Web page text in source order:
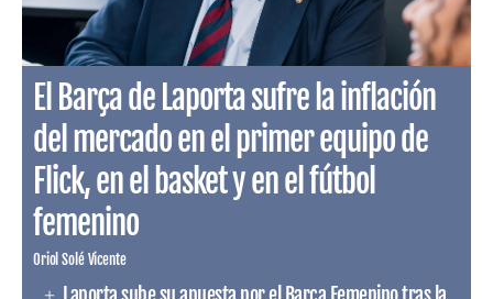
El Barça de Laporta sufre la inflación
del mercado en el primer equipo de
Flick, en el basket y en el fútbol
femenino
Oriol Solé Vicente